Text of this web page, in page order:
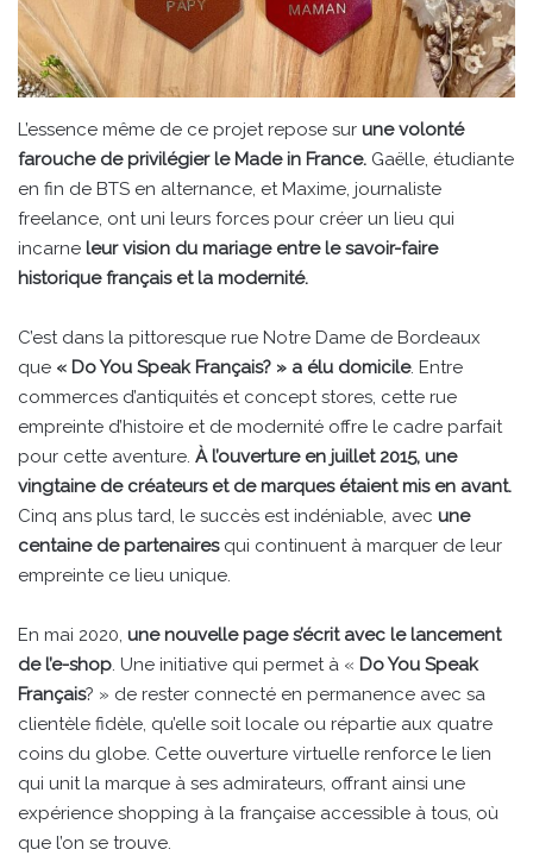
L’essence même de ce projet repose sur une volonté
farouche de privilégier le Made in France. Gaëlle, étudiante
en fin de BTS en alternance, et Maxime, journaliste
freelance, ont uni leurs forces pour créer un lieu qui
incarne leur vision du mariage entre le savoir-faire
historique français et la modernité.
C’est dans la pittoresque rue Notre Dame de Bordeaux
que « Do You Speak Français? » a élu domicile. Entre
commerces d’antiquités et concept stores, cette rue
empreinte d’histoire et de modernité offre le cadre parfait
pour cette aventure. À l’ouverture en juillet 2015, une
vingtaine de créateurs et de marques étaient mis en avant.
Cinq ans plus tard, le succès est indéniable, avec une
centaine de partenairesqui continuent à marquer de leur
empreinte ce lieu unique.
En mai 2020, une nouvelle page s’écrit avec le lancement
de l’e-shop. Une initiative qui permet à « Do You Speak
Français? » de rester connecté en permanence avec sa
clientèle fidèle, qu’elle soit locale ou répartie aux quatre
coins du globe. Cette ouverture virtuelle renforce le lien
qui unit la marque à ses admirateurs, offrant ainsi une
expérience shopping à la française accessible à tous, où
que l’on se trouve.